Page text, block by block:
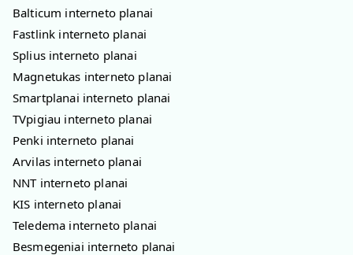
Balticum interneto planai
Fastlink interneto planai
Splius interneto planai
Magnetukas interneto planai
Smartplanai interneto planai
TVpigiau interneto planai
Penki interneto planai
Arvilas interneto planai
NNT interneto planai
KIS interneto planai
Teledema interneto planai
Besmegeniai interneto planai